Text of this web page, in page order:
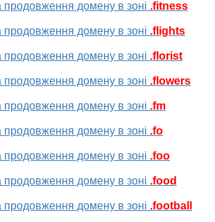
продовження домену в зоні .fitness
продовження домену в зоні .flights
продовження домену в зоні .florist
продовження домену в зоні .flowers
продовження домену в зоні .fm
продовження домену в зоні .fo
продовження домену в зоні .foo
продовження домену в зоні .food
продовження домену в зоні .football